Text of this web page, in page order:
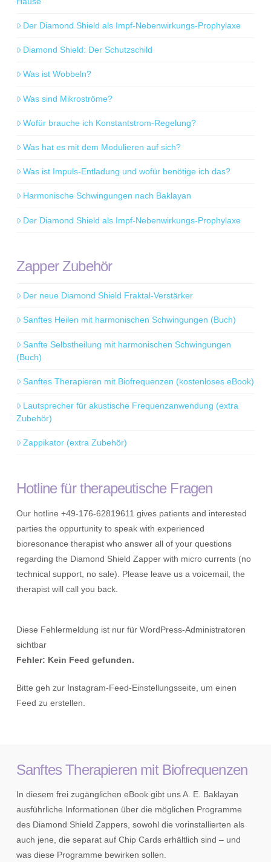
Der Diamond Shield als Impf-Nebenwirkungs-Prophylaxe
Diamond Shield: Der Schutzschild
Was ist Wobbeln?
Was sind Mikroströme?
Wofür brauche ich Konstantstrom-Regelung?
Was hat es mit dem Modulieren auf sich?
Was ist Impuls-Entladung und wofür benötige ich das?
Harmonische Schwingungen nach Baklayan
Der Diamond Shield als Impf-Nebenwirkungs-Prophylaxe
Zapper Zubehör
Der neue Diamond Shield Fraktal-Verstärker
Sanftes Heilen mit harmonischen Schwingungen (Buch)
Sanfte Selbstheilung mit harmonischen Schwingungen
(Buch)
Sanftes Therapieren mit Biofrequenzen (kostenloses eBook)
Lautsprecher für akustische Frequenzanwendung (extra
Zubehör)
Zappikator (extra Zubehör)
Hotline für therapeutische Fragen
Our hotline +49-176-62819611 gives patients and interested
parties the oppurtunity to speak with experienced
bioresonance therapist who answer all of your questions
regarding the Diamond Shield Zapper with micro currents (no
technical support, no sale). Please leave us a voicemail, the
therapist will call you back.
Diese Fehlermeldung ist nur für WordPress-Administratoren
sichtbar
Fehler: Kein Feed gefunden.
Bitte geh zur Instagram-Feed-Einstellungsseite, um einen
Feed zu erstellen.
Sanftes Therapieren mit Biofrequenzen
In diesem frei zugänglichen eBook gibt uns A. E. Baklayan
ausführliche Informationen über die möglichen Programme
des Diamond Shield Zappers, sowohl die vorinstallierten als
auch jene, die separat auf Chip Cards erhältlich sind – und
was diese Programme bewirken sollen.